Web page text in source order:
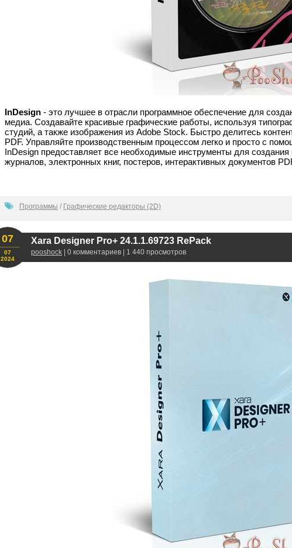
InDesign - это лучшее в отрасли программное обеспечение для
медиа. Создавайте красивые графические работы, используя
студий, а также изображения из Adobe Stock. Быстро делитесь
PDF. Управляйте производственным процессом легко и просто с
InDesign предоставляет все необходимые инструменты для
журналов, электронных книг, постеров, интерактивных документов
Программы / Графические редакторы (2D)
Xara Designer Pro+ 24.1.1.69723 RePack
pooshock | 0 комментариев | 1 440 просмотров
07
07
2024